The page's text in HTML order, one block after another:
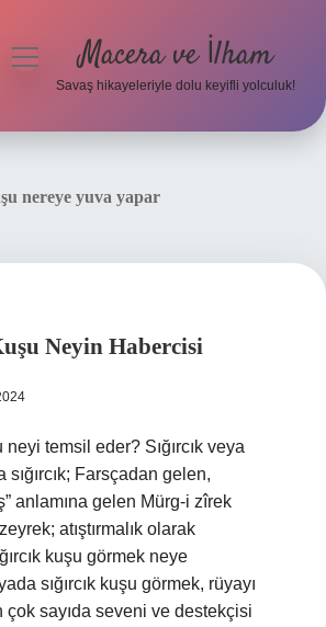
menüyüMacera ve İlham
Savaş hikayeleriyle dolu keyifli yolculuk!
nereye yuva yapar
Neyin Habercisi
neyi temsil eder? Sığırcık veya
sığırcık; Farsçadan gelen,
anlamına gelen Mürg-i zîrek
atıştırmalık olarak
kuşu görmek neye
sığırcık kuşu görmek, rüyayı
çok sayıda seveni ve destekçisi